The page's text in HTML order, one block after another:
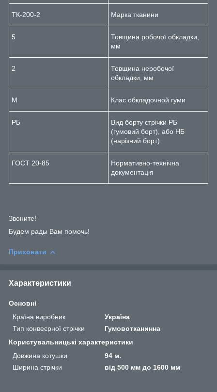
ТК-200-2 Марка тканини
5
Товщина робочої обкладки,
мм
2
Товщина неробочої
обкладки, мм
М Клас обкладочной гуми
РБ
Вид борту стрічки РБ
(гумовий борт), або НБ
(нарізний борт)
ГОСТ 20-85
Нормативно-технічна
документація
Звоните!
Будем рады Вам помочь!
Приховати
Характеристики
Основні
Країна виробник
Україна
Тип конвеєрної стрічки
Гумовотканинна
Користувальницькі характеристики
Довжина котушки
94 м.
Ширина стрічки
від 500 мм до 1600 мм